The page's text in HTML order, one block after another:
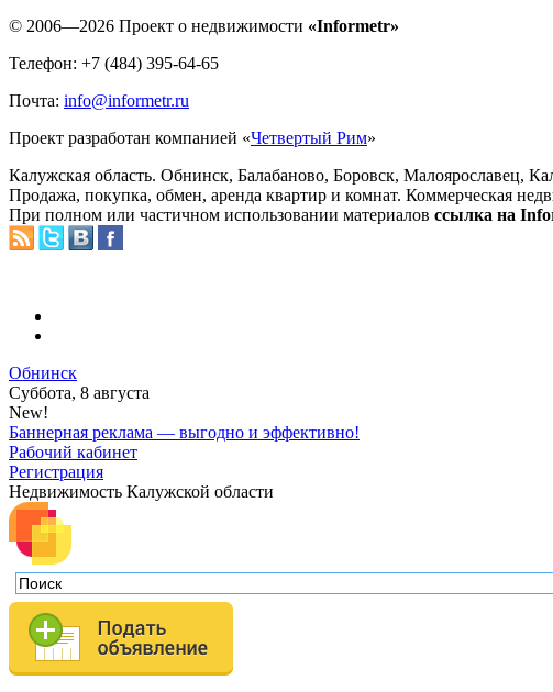
© 2006—2026 Проект о недвижимости «Informetr»
Телефон: +7 (484) 395-64-65
Почта: info@informetr.ru
Проект разработан компанией «Четвертый Рим»
Калужская область. Обнинск, Балабаново, Боровск, Малоярославец,
Продажа, покупка, обмен, аренда квартир и комнат. Коммерческая
При полном или частичном использовании материалов ссылка на
Обнинск
Суббота, 8 августа
New!
Баннерная реклама — выгодно и эффективно!
Рабочий кабинет
Регистрация
Недвижимость Калужской области